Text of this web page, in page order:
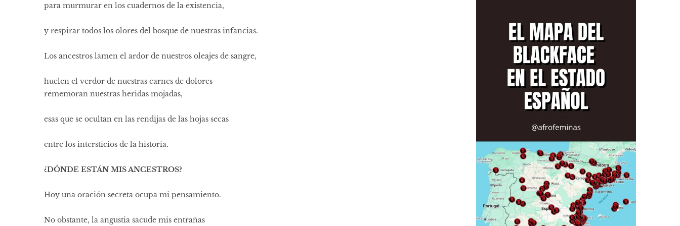
para murmurar en los cuadernos de la existencia,
y respirar todos los olores del bosque de nuestras infancias.
Los ancestros lamen el ardor de nuestros oleajes de sangre,
huelen el verdor de nuestras carnes de dolores
rememoran nuestras heridas mojadas,
esas que se ocultan en las rendijas de las hojas secas
entre los intersticios de la historia.
¿DÓNDE ESTÁN MIS ANCESTROS?
Hoy una oración secreta ocupa mi pensamiento.
No obstante, la angustia sacude mis entrañas